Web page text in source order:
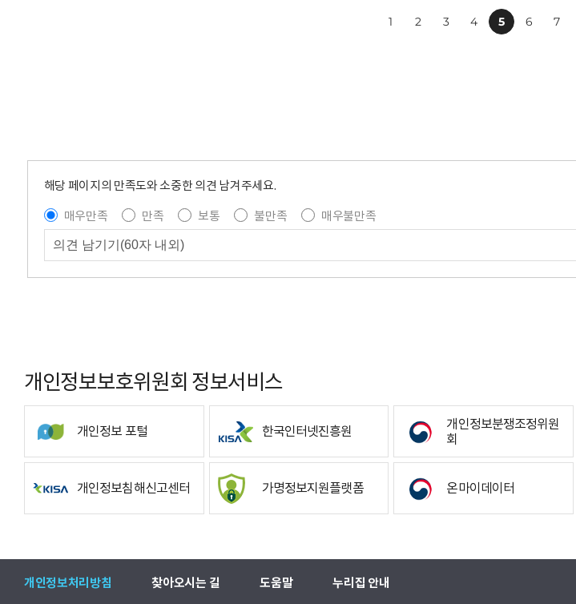
1 2 3 4 5 6 7
해당 페이지의 만족도와 소중한 의견 남겨주세요.
매우만족
만족 보통 불만족
매우불만족
개인정보보호위원회 정보서비스
개인정보 포털 한국인터넷진흥원
개인정보분쟁조정위원
회
개인정보침해신고센터 가명정보지원플랫폼 온마이데이터
개인정보처리방침 찾아오시는 길 도움말 누리집 안내